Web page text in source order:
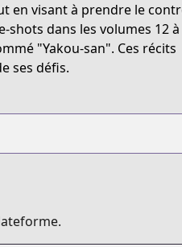
嘘喰い
en visant à prendre le
dans les volumes 12 à
"Yakou-san". Ces récits
ses défis.